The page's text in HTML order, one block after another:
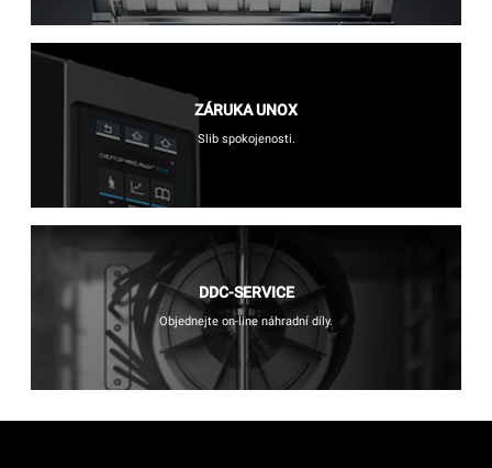
ZÁRUKA UNOX
Slib spokojenosti.
DDC-SERVICE
Objednejte on-line náhradní díly.